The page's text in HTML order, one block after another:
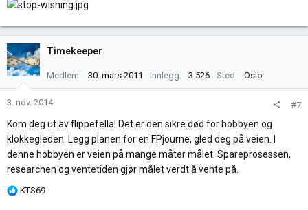
r
Timekeeper
Medlem 30. mars 2011 Innlegg 3.526 Sted Oslo
3. nov. 2014 #7
Kom deg ut av flippefella! Det er den sikre død for hobbyen og
klokkegleden. Legg planen for en FPjourne, gled deg på veien. I
denne hobbyen er veien på mange måter målet. Spareprosessen,
researchen og ventetiden gjør målet verdt å vente på.
R
KTS69